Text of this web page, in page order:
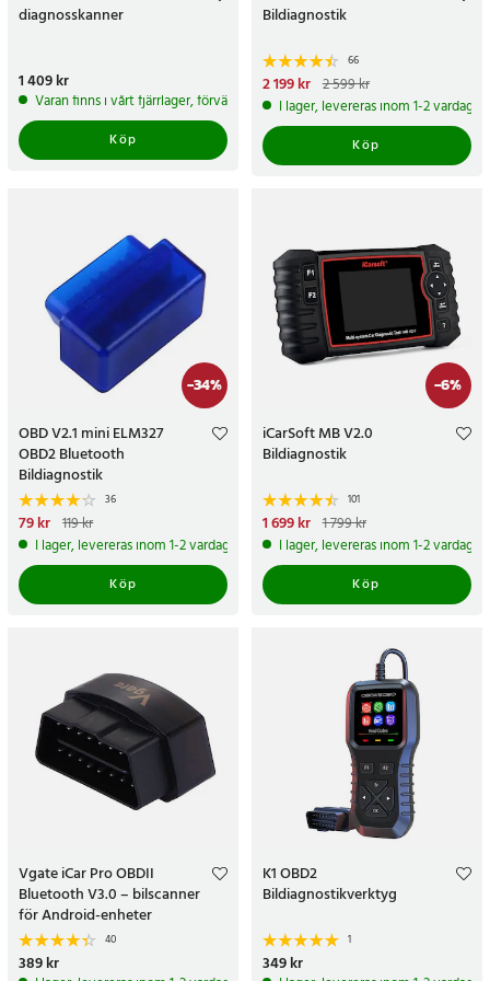
diagnosskanner
Pris:1 409 kr
1 409 kr
Varan finns i vårt fjärrlager, förväntas skickas inom 5-7 arbetsdagar
Köp
Bildiagnostik
66
Nuvarande pris:
2 199 krTidigare pris:2 599 kr
2 199 kr 2 599 kr
I lager, levereras inom 1-2 vardagar
Köp
-34%
OBD V2.1 mini ELM327
OBD2 Bluetooth
Bildiagnostik
36
Nuvarande pris
pris:119 kr
79 kr 119 kr
I lager, levereras inom 1-2 vardagar
Köp
-6%
iCarSoft MB V2.0
Bildiagnostik
101
Nuvarande pris:
1 699 krTidigare pris:1 799 kr
1 699 kr 1 799 kr
I lager, levereras inom 1-2 vardagar
Köp
Vgate iCar Pro OBDII
Bluetooth V3.0 – bilscanner
för Android-enheter
40
Pris:389 kr
389 kr
K1 OBD2
Bildiagnostikverktyg
1
Pris:349 kr
349 kr